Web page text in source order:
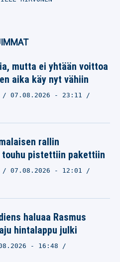
mutta ei yhtään voittoa
aika käy nyt vähiin
07.08.2026 - 23:11
rallin
touhu pistettiin pakettiin
07.08.2026 - 12:01
haluaa Rasmus
hintalappu julki
- 16:48